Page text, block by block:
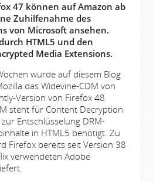
47 können auf Amazon ab
Zuhilfenahme des
von Microsoft ansehen.
HTML5 und den
Media Extensions.
wurde auf diesem Blog
das Widevine-CDM von
Version von Firefox 48
steht für Content Decryption
Entschlüsselung DRM-
in HTML5 benötigt. Zu
Firefox bereits seit Version 38
verwendeten Adobe